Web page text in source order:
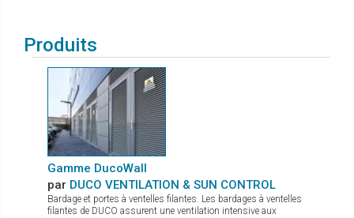
Produits
Gamme DucoWall
par DUCO VENTILATION & SUN CONTROL
Bardage et portes à ventelles filantes. Les bardages à ventelles
filantes de DUCO assurent une ventilation intensive aux